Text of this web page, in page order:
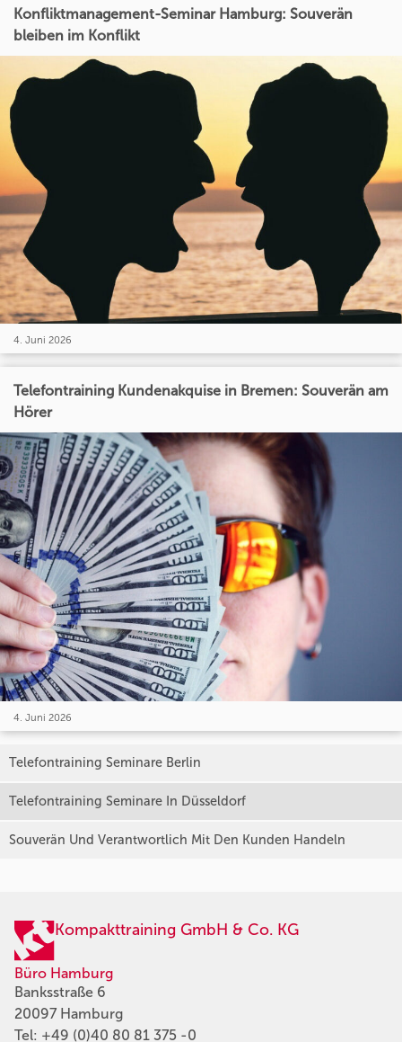
Konfliktmanagement-Seminar Hamburg: Souverän
bleiben im Konflikt
4. Juni 2026
Telefontraining Kundenakquise in Bremen: Souverän am
Hörer
4. Juni 2026
Telefontraining Seminare Berlin
Telefontraining Seminare In Düsseldorf
Souverän Und Verantwortlich Mit Den Kunden Handeln
Kompakttraining GmbH & Co. KG
Büro Hamburg
Banksstraße 6
20097 Hamburg
Tel: +49 (0)40 80 81 375 -0